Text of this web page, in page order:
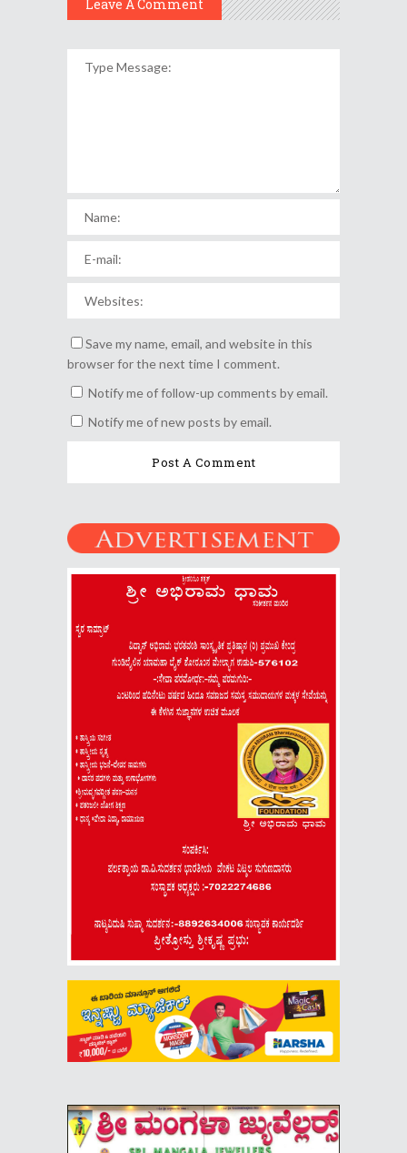
Leave A Comment
Save my name, email, and website in this
browser for the next time I comment.
Notify me of follow-up comments by email.
Notify me of new posts by email.